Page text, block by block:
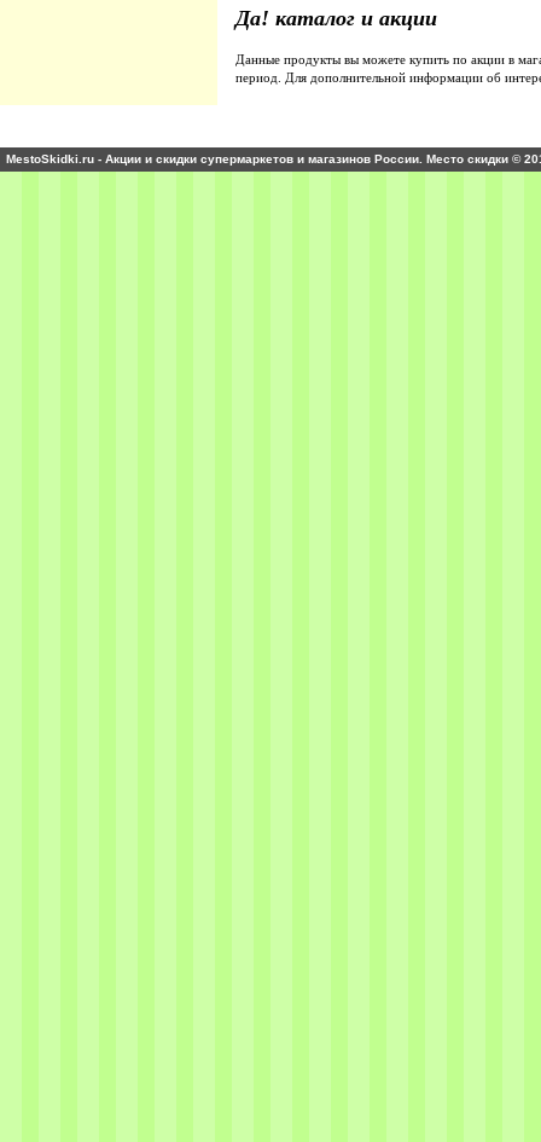
Да! каталог и акции
Данные продукты вы можете купить по акции в
период. Для дополнительной информации об
MestoSkidki.ru - Акции и скидки супермаркетов и магазинов России. Место скидки ©